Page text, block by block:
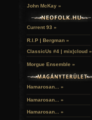
John McKay »
Current 93 »
R.I.P | Bergman »
ClassicUs #4 | mix|cloud »
Morgue Ensemble »
Hamarosan... »
Hamarosan... »
Hamarosan... »